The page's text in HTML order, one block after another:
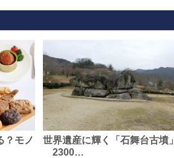
？モノ
世界遺産に輝く「石舞台古墳」
2300…